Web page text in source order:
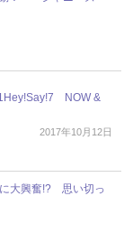
NOW &
2017年10月12日
に大興奮!? 思い切っ